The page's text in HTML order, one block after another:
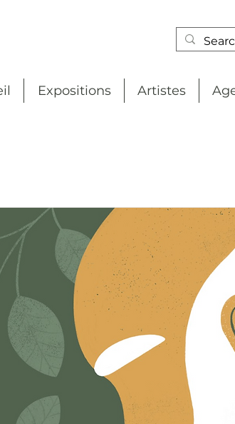
Expositions Artistes